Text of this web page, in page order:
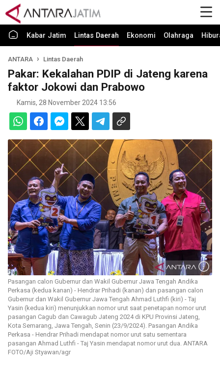
Kabar Jatim Lintas Daerah Ekonomi Olahraga
ANTARA Lintas Daerah
Pakar: Kekalahan PDIP di Jateng karena
faktor Jokowi dan Prabowo
Kamis, 28 November 2024 13:56
Pasangan calon Gubernur dan Wakil Gubernur Jawa Tengah Andika
Perkasa (kedua kanan) - Hendrar Prihadi (kanan) dan pasangan calon
Gubernur dan Wakil Gubernur Jawa Tengah Ahmad Luthfi (kiri) - Taj
Yasin (kedua kiri) menunjukkan nomor urut saat penetapan nomor urut
pasangan Cagub dan Cawagub Jateng 2024 di KPU Provinsi Jateng,
Kota Semarang, Jawa Tengah, Senin (23/9/2024). Pasangan Andika
Perkasa - Hendrar Prihadi mendapat nomor urut satu sementara
pasangan Ahmad Luthfi - Taj Yasin mendapat nomor urut dua. ANTARA
FOTO/Aji Styawan/agr